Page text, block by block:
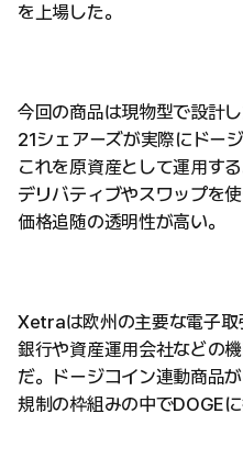
を上場した。
今回の商品は現物型で設計し
21シェアーズが実際にドー
これを原資産として運用する
デリバティブやスワップを使
価格追随の透明性が高い。
Xetraは欧州の主要な電子取
銀行や資産運用会社などの
だ。ドージコイン連動商品
規制の枠組みの中でDOGE